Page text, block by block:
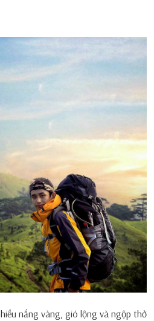
nắng vàng, gió lộng và ngộp thở